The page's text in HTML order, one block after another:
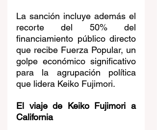
La sanción incluye además el
recorte del 50% del
financiamiento público directo
que recibe Fuerza Popular, un
golpe económico significativo
para la agrupación política
que lidera Keiko Fujimori.
El viaje de Keiko Fujimori a
California